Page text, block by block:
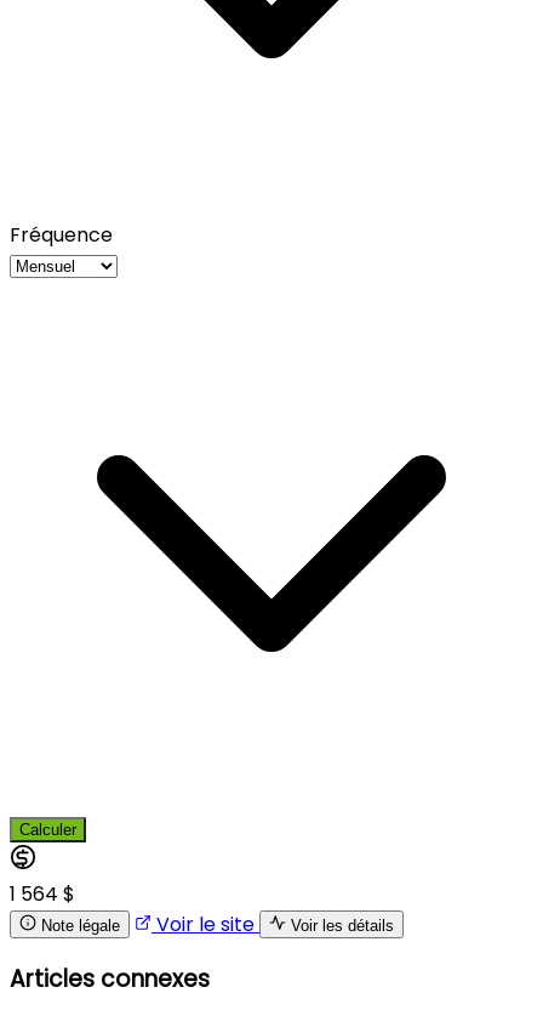
Fréquence
Calculer
1 564 $
Note légale Voir le site Voir les détails
Articles connexes